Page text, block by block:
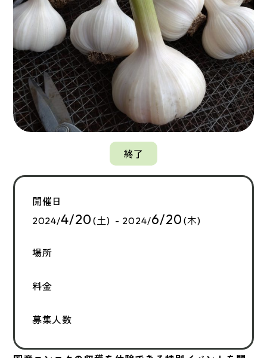
終了
開催日
2024/4/20 (土) - 2024/6/20 (木)
場所
料金
募集人数